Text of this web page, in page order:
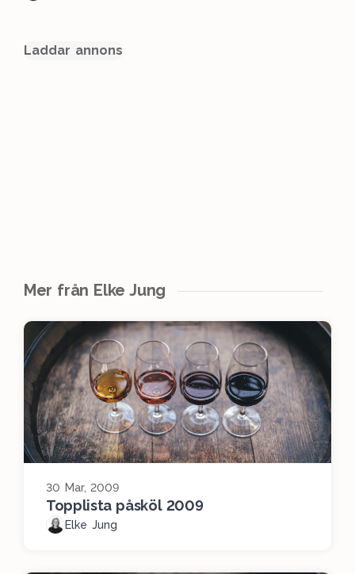
Laddar annons
Mer från Elke Jung
30 Mar, 2009
Topplista påsköl 2009
Elke Jung